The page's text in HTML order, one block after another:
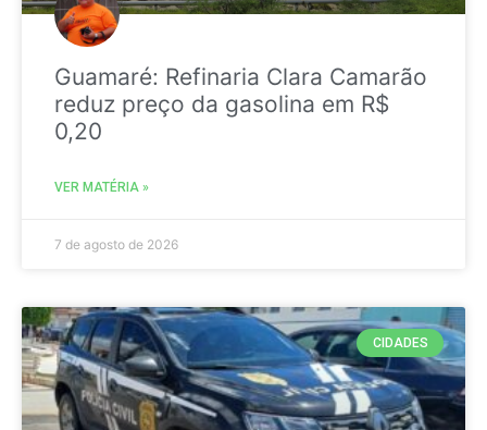
Guamaré: Refinaria Clara Camarão
reduz preço da gasolina em R$
0,20
VER MATÉRIA »
7 de agosto de 2026
CIDADES